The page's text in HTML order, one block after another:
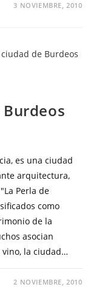
3 NOVIEMBRE, 2010
es una ciudad
arquitectura,
Perla de
como
de la
asocian
vino, la ciudad…
2 NOVIEMBRE, 2010